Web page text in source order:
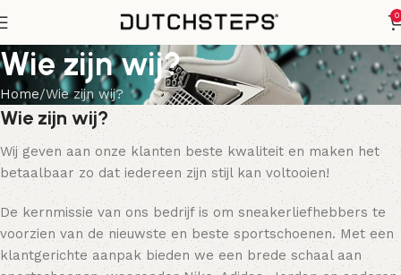
0
Wie zijn wij?
Home Wie zijn wij?
Wie zijn wij?
Wij geven aan onze klanten beste kwaliteit en maken het
betaalbaar zo dat iedereen zijn stijl kan voltooien!
De kernmissie van ons bedrijf is om sneakerliefhebbers te
voorzien van de nieuwste en beste sportschoenen. Met een
klantgerichte aanpak bieden we een brede schaal aan